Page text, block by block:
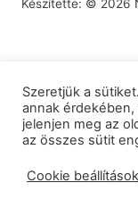
Készítette: © 2026
Szeretjük a
annak
jelenjen meg az
az összes sütit
Cookie beállítások